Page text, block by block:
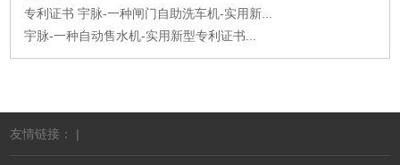
专利证书 宇脉-一种闸门自助洗车机-实用新...
宇脉-一种自动售水机-实用新型专利证书...
友情链接： |